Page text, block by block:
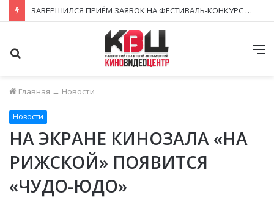
ЗАВЕРШИЛСЯ ПРИЁМ ЗАЯВОК НА ФЕСТИВАЛЬ-КОНКУРС «КИНОВЕРТИКАЛЬ 2026»
Главная → Новости
Новости
НА ЭКРАНЕ КИНОЗАЛА «НА
РИЖСКОЙ» ПОЯВИТСЯ
«ЧУДО-ЮДО»